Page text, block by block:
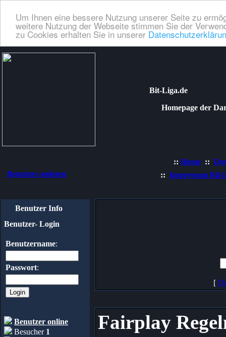
Um Ihnen eine bessere Nutzung unserer Seite zu
weitere Nutzung der Webseite stimmen Sie der
zu Cookies erhalten Sie in unserer
Bit-Liga.de
Homepage der
Benutzer anlegen
:: Home ::
:: Impressum Bit-
Benutzer Info
Benutzer- Login
Benutzername:
Passwort:
Benutzer online
Besucher 1
[
Fairplay